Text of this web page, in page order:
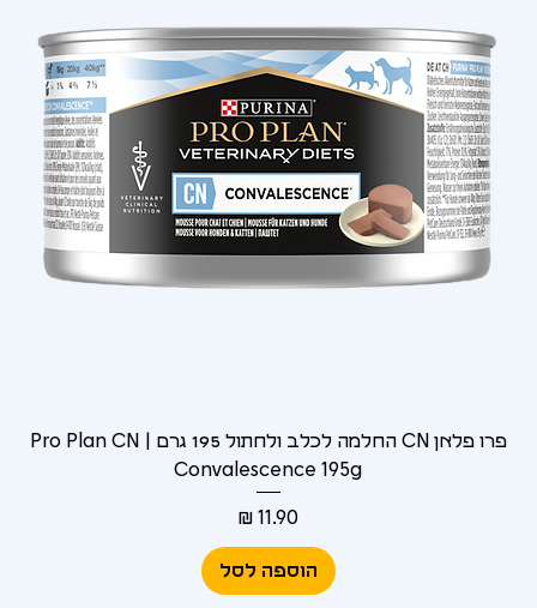
פרו פלאן CN החלמה לכלב ולחתול 195 גרם | Pro Plan CN
Convalescence 195g
מחיר‏11.90 ‏₪
הוספה לסל